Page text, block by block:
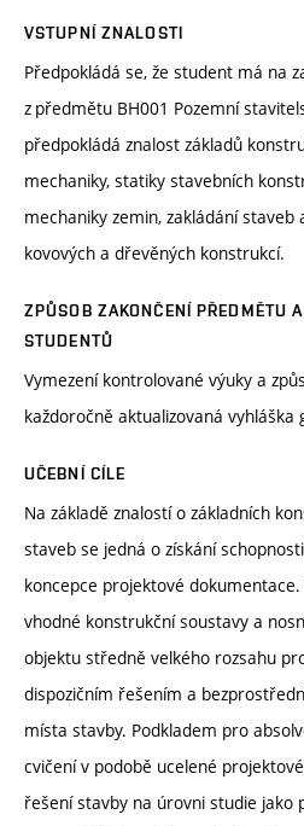
VSTUPNÍ ZNALOSTI
Předpokládá se, že student má na
z předmětu BH001 Pozemní
předpokládá znalost základů
mechaniky, statiky stavebních
mechaniky zemin, zakládání
kovových a dřevěných konstrukcí.
ZPŮSOB ZAKONČENÍ PŘEDMĚTU
STUDENTŮ
Vymezení kontrolované výuky a
každoročně aktualizovaná
UČEBNÍ CÍLE
Na základě znalostí o základních
staveb se jedná o získání
koncepce projektové
vhodné konstrukční soustavy a
objektu středně velkého rozsahu
dispozičním řešením a
místa stavby. Podkladem pro
cvičení v podobě ucelené
řešení stavby na úrovni studie jako